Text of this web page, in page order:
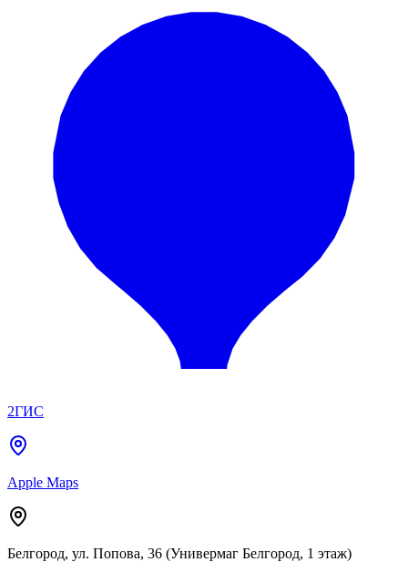
2ГИС
Apple Maps
Белгород, ул. Попова, 36 (Универмаг Белгород, 1 этаж)